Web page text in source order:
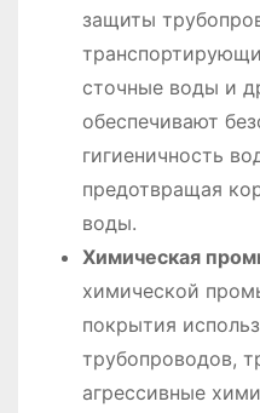
защиты
сточные воды и
обеспечивают
гигиеничность
предотвращая
воды.
Химическая
химической
покрытия
трубопроводов,
агрессивные